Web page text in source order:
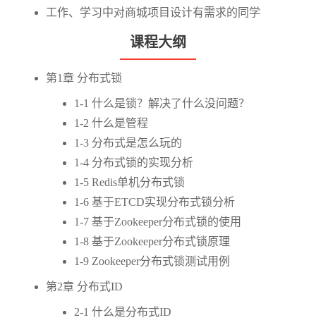
工作、学习中对商城项目设计有需求的同学
课程大纲
第1章 分布式锁
1-1 什么是锁？解决了什么没问题？
1-2 什么是管程
1-3 分布式是怎么玩的
1-4 分布式锁的实现分析
1-5 Redis单机分布式锁
1-6 基于ETCD实现分布式锁分析
1-7 基于Zookeeper分布式锁的使用
1-8 基于Zookeeper分布式锁原理
1-9 Zookeeper分布式锁测试用例
第2章 分布式ID
2-1 什么是分布式ID